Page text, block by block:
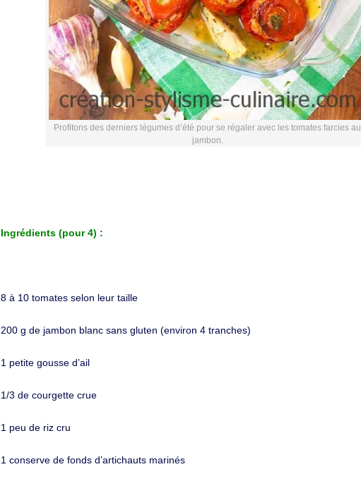
Profitons des derniers légumes d’été pour se régaler avec les tomates farcies au
jambon.
Ingrédients (pour 4) :
8 à 10 tomates selon leur taille
200 g de jambon blanc sans gluten (environ 4 tranches)
1 petite gousse d’ail
1/3 de courgette crue
1 peu de riz cru
1 conserve de fonds d’artichauts marinés